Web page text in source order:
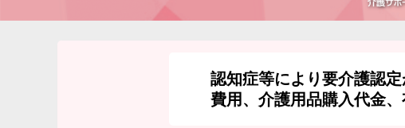
認知症等により要介護認
費用、介護用品購入代金